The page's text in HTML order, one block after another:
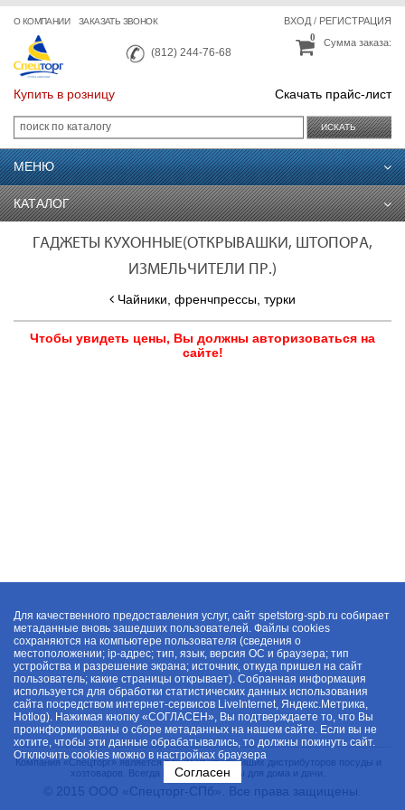
О КОМПАНИИ ЗАКАЗАТЬ ЗВОНОК
(812) 244-76-68
ВХОД/ РЕГИСТРАЦИЯ
Сумма заказа:
0
Купить в розницу Скачать прайс-лист
ИСКАТЬ
МЕНЮ
КАТАЛОГ
ГАДЖЕТЫ КУХОННЫЕ(ОТКРЫВАШКИ, ШТОПОРА,
ИЗМЕЛЬЧИТЕЛИ ПР.)
Чайники, френчпрессы, турки
Чтобы увидеть цены, Вы должны авторизоваться на
сайте!
Компания «Спецторг» является одним из крупнейших дистрибуторов посуды и
хозтоваров. Всегда в наличии товары для дома и дачи.
© 2015 ООО «Спецторг-СПб». Все права защищены.
Для качественного предоставления услуг, сайт spetstorg-spb.ru собирает
метаданные вновь зашедших пользователей. Файлы cookies
сохраняются на компьютере пользователя (сведения о
местоположении; ip-адрес; тип, язык, версия ОС и браузера; тип
устройства и разрешение экрана; источник, откуда пришел на сайт
пользователь; какие страницы открывает). Собранная информация
используется для обработки статистических данных использования
сайта посредством интернет-сервисов LiveInternet, Яндекс.Метрика,
Hotlog). Нажимая кнопку «СОГЛАСЕН», Вы подтверждаете то, что Вы
проинформированы о сборе метаданных на нашем сайте. Если вы не
хотите, чтобы эти данные обрабатывались, то должны покинуть сайт.
Отключить cookies можно в настройках браузера
Согласен